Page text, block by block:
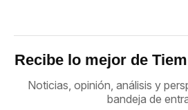
Recibe lo mejor de
Noticias, opinión, análisis y
bandeja de